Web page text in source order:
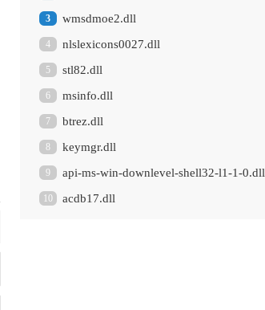
3 wmsdmoe2.dll
4 nlslexicons0027.dll
5 stl82.dll
6 msinfo.dll
7 btrez.dll
8 keymgr.dll
9 api-ms-win-downlevel-shell32-l1-1-0.dll
10 acdb17.dll